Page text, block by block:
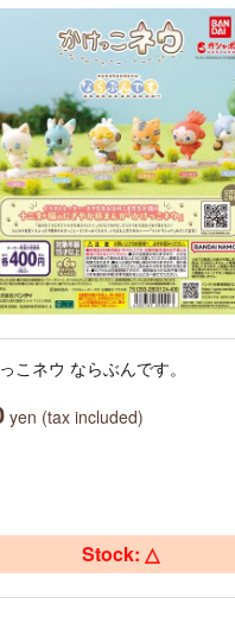
こネウ ならぶんです。
yen (tax included)
Stock: △